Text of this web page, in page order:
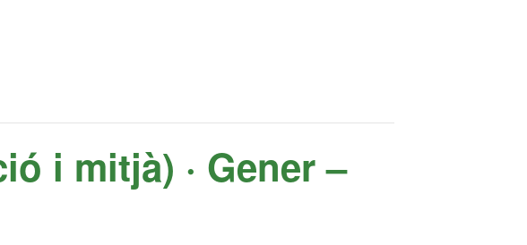
i mitjà) · Gener –